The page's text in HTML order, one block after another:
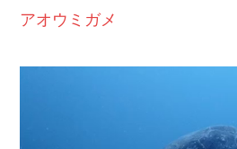
アオウミガメ